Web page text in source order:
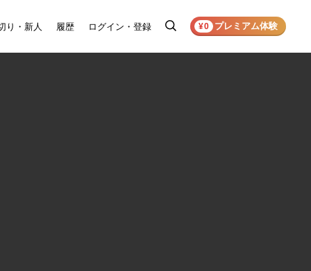
り・新人 履歴 ログイン・登録
検
¥0 プレミアム体験